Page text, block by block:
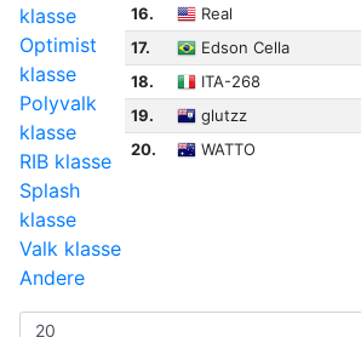
klasse
Optimist
klasse
Polyvalk
klasse
RIB klasse
Splash
klasse
Valk klasse
Andere
16.
Real
17.
Edson Cella
18.
ITA-268
19.
glutzz
20.
WATTO